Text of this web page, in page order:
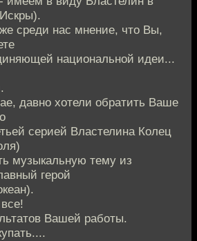
среди нас мнение, что Вы,
национальной идеи...
давно хотели обратить Ваше
серией Властелина Колец
музыкальную тему из
герой
Вашей работы.